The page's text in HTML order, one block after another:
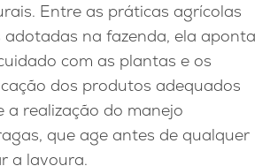
Entre as práticas agrícolas
adotadas na fazenda, ela aponta
com as plantas e os
dos produtos adequados
a realização do manejo
que age antes de qualquer
a lavoura.